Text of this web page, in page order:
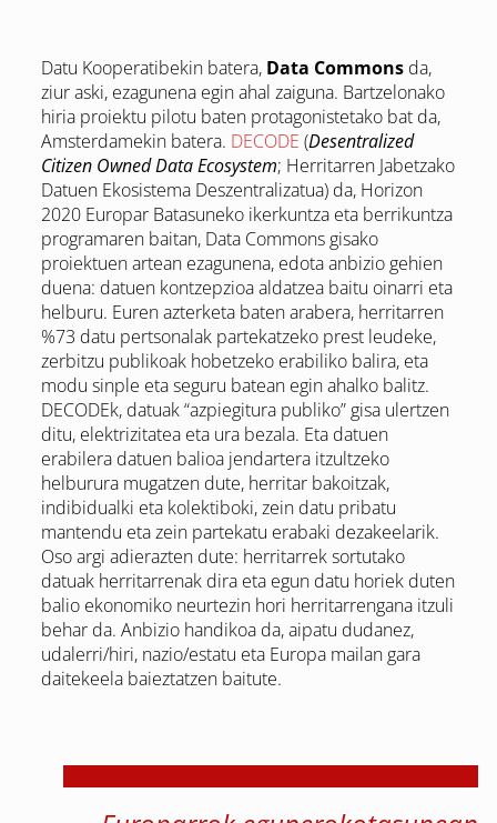
Datu Kooperatibekin batera, Data Commonsda,
ziur aski, ezagunena egin ahal zaiguna. Bartzelonako
hiria proiektu pilotu baten protagonistetako bat da,
Amsterdamekin batera. DECODE (Desentralized
Citizen Owned Data Ecosystem; Herritarren Jabetzako
Datuen Ekosistema Deszentralizatua) da, Horizon
2020 Europar Batasuneko ikerkuntza eta berrikuntza
programaren baitan, Data Commons gisako
proiektuen artean ezagunena, edota anbizio gehien
duena: datuen kontzepzioa aldatzea baitu oinarri eta
helburu. Euren azterketa baten arabera, herritarren
%73 datu pertsonalak partekatzeko prest leudeke,
zerbitzu publikoak hobetzeko erabiliko balira, eta
modu sinple eta seguru batean egin ahalko balitz.
DECODEk, datuak “azpiegitura publiko” gisa ulertzen
ditu, elektrizitatea eta ura bezala. Eta datuen
erabilera datuen balioa jendartera itzultzeko
helburura mugatzen dute, herritar bakoitzak,
indibidualki eta kolektiboki, zein datu pribatu
mantendu eta zein partekatu erabaki dezakeelarik.
Oso argi adierazten dute: herritarrek sortutako
datuak herritarrenak dira eta egun datu horiek duten
balio ekonomiko neurtezin hori herritarrengana itzuli
behar da. Anbizio handikoa da, aipatu dudanez,
udalerri/hiri, nazio/estatu eta Europa mailan gara
daitekeela baieztatzen baitute.